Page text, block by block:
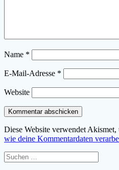
Name *
E-Mail-Adresse *
Website
Diese Website verwendet Akismet,
wie deine Kommentardaten
Suchen
nach: